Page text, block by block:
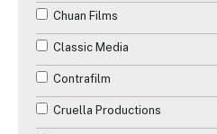
Chuan Films
Classic Media
Contrafilm
Cruella Productions